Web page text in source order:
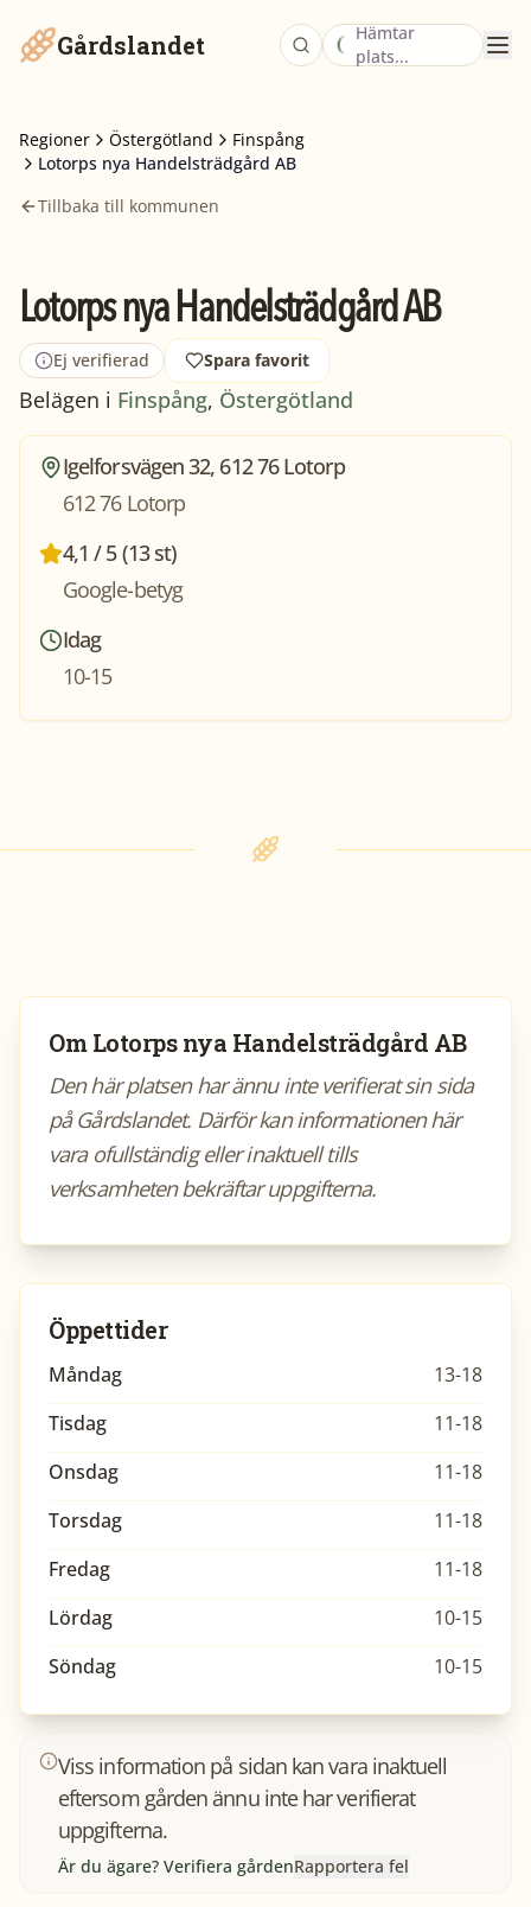
Gårdslandet
Hämtar
plats...
Regioner Östergötland
Finspång
Lotorps nya Handelsträdgård AB
Tillbaka till kommunen
Lotorps nya Handelsträdgård AB
Ej verifierad Spara favorit
Belägen i Finspång, Östergötland
Igelforsvägen 32, 612 76 Lotorp
612 76 Lotorp
4,1 / 5 (13 st)
Google-betyg
Idag
10-15
OmLotorps nya Handelsträdgård AB
Den här platsen har ännu inte verifierat sin sida
på Gårdslandet. Därför kan informationen här
vara ofullständig eller inaktuell tills
verksamheten bekräftar uppgifterna.
Öppettider
Måndag
13-18
Tisdag
11-18
Onsdag
11-18
Torsdag
11-18
Fredag
11-18
Lördag
10-15
Söndag
10-15
Viss information på sidan kan vara inaktuell
eftersom gården ännu inte har verifierat
uppgifterna.
Är du ägare? Verifiera gårdenRapportera fel